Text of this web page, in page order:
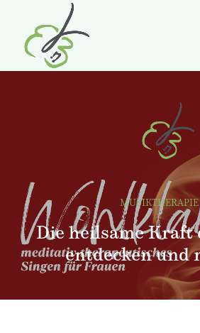
MUSIKTHERAPIE
Die heilsame Kraft
entdecken und